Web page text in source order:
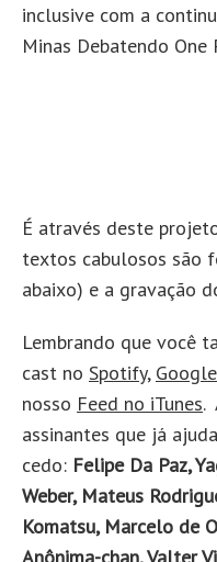
inclusive com a
Minas Debatendo One
É através deste
textos cabulosos são
abaixo) e a gravação
Lembrando que você
cast no Spotify,
nosso Feed no iTunes.
assinantes que já
cedo: Felipe Da Paz,
Weber, Mateus
Komatsu, Marcelo de